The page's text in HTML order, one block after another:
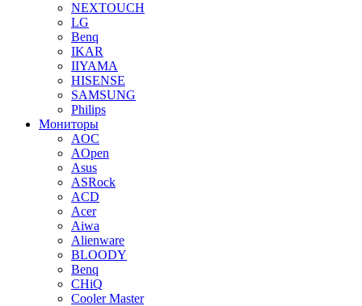
NEXTOUCH
LG
Benq
IKAR
IIYAMA
HISENSE
SAMSUNG
Philips
Мониторы
AOC
AOpen
Asus
ASRock
ACD
Acer
Aiwa
Alienware
BLOODY
Benq
CHiQ
Cooler Master